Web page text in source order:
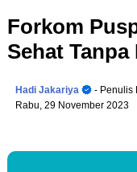
Forkom
Sehat Tanpa
Hadi Jakariya
- Penulis
Rabu, 29 November 2023